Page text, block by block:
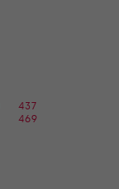
437
469